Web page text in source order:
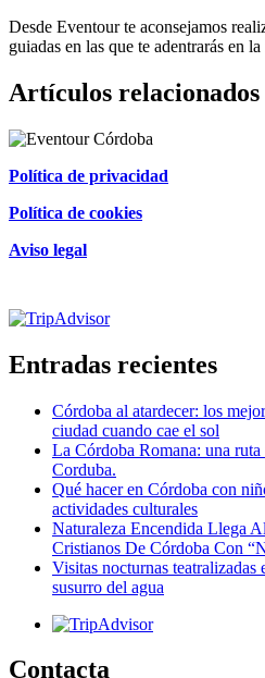
Desde Eventour te aconsejamos
guiadas en las que te adentrarás en
Artículos relacionados
Política de privacidad
Política de cookies
Aviso legal
Entradas recientes
Córdoba al atardecer: los
ciudad cuando cae el sol
La Córdoba Romana: una
Corduba.
Qué hacer en Córdoba con
actividades culturales
Naturaleza Encendida Llega
Cristianos De Córdoba Con
Visitas nocturnas
susurro del agua
Contacta